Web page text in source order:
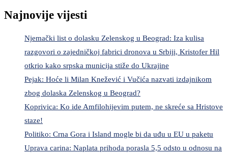
Najnovije vijesti
Njemački list o dolasku Zelenskog u Beograd: Iza kulisa
razgovori o zajedničkoj fabrici dronova u Srbiji, Kristofer Hil
otkrio kako srpska municija stiže do Ukrajine
Pejak: Hoće li Milan Knežević i Vučića nazvati izdajnikom
zbog dolaska Zelenskog u Beograd?
Koprivica: Ko ide Amfilohijevim putem, ne skreće sa Hristove
staze!
Politiko: Crna Gora i Island mogle bi da uđu u EU u paketu
Uprava carina: Naplata prihoda porasla 5,5 odsto u odnosu na